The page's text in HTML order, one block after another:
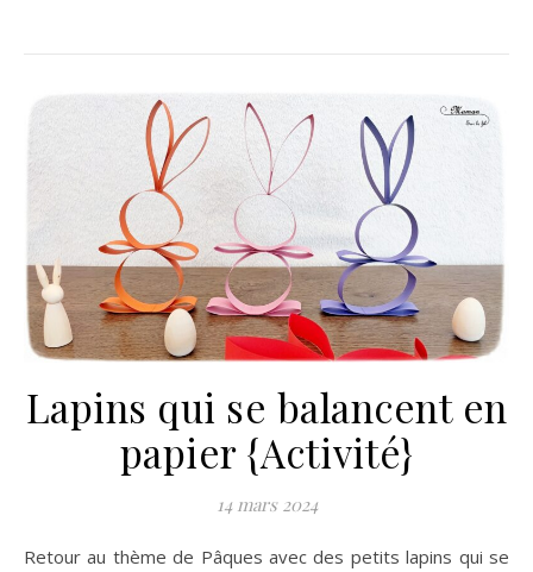
Lapins qui se balancent en
papier {Activité}
14 mars 2024
Retour au thème de Pâques avec des petits lapins qui se